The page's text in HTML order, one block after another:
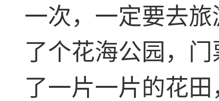
一次，一定要去
了个花海公园，
了一片一片的花